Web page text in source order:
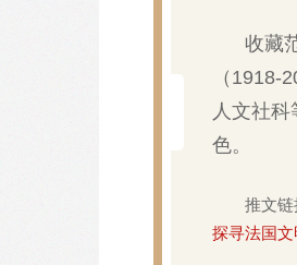
收藏
（1918-
人文社
色。
推文链
探寻法国